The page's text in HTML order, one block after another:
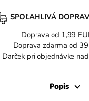
SPOĽAHLIVÁ
Doprava od 1,99
Doprava zdarma od
Darček pri objednávke
Popis